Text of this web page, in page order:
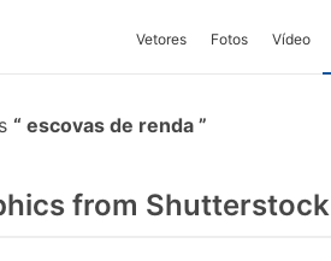
Vetores Fotos Vídeo
escovas de renda
from Shutterstock